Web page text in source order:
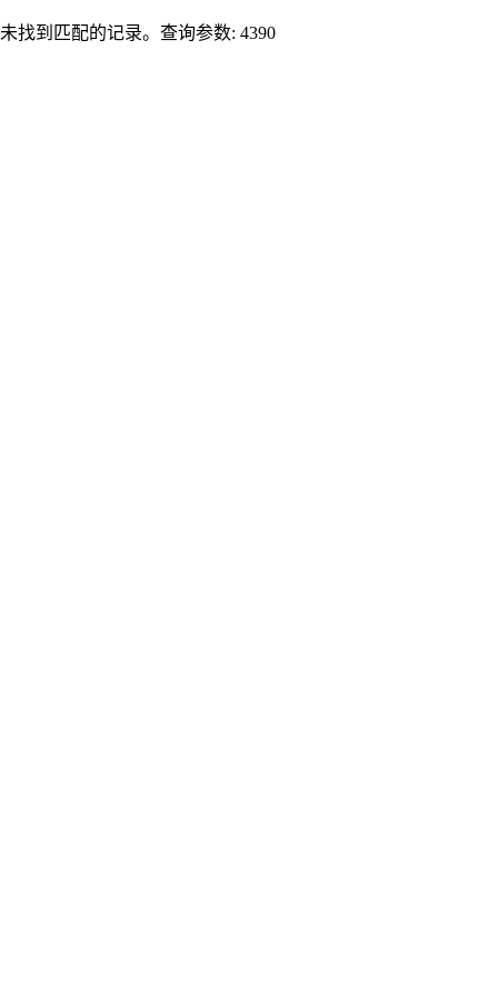
未找到匹配的记录。查询参数: 4390